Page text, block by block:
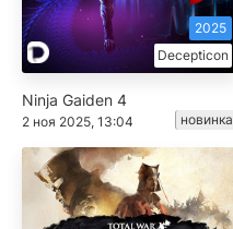
Decepticon
2025
Ninja Gaiden 4
2 ноя 2025, 13:04 новинка